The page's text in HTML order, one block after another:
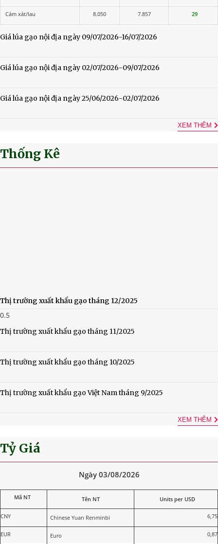
Cám xát/lau 8.050 7.857 29
Giá lúa gạo nội địa ngày 09/07/2026-16/07/2026
Giá lúa gạo nội địa ngày 02/07/2026-09/07/2026
Giá lúa gạo nội địa ngày 25/06/2026-02/07/2026
XEM THÊM
Thống Kê
Thị trường xuất khẩu gạo tháng 12/2025
Thị trường xuất khẩu gạo tháng 11/2025
Thị trường xuất khẩu gạo tháng 10/2025
Thị trường xuất khẩu gạo Việt Nam tháng 9/2025
XEM THÊM
Tỷ Giá
Ngày 03/08/2026
Mã NT Tên NT Units per USD
CNY Chinese Yuan Renminbi 6,75
EUR Euro 0,87